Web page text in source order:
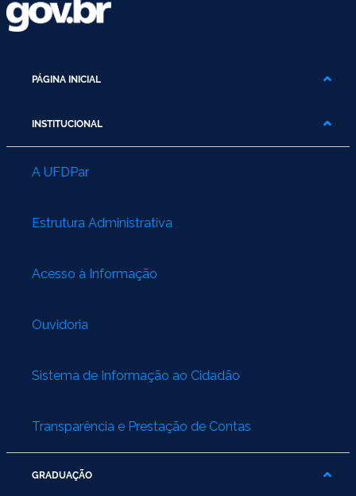
Gabinete de Segurança Institucional
PÁGINA INICIAL
INSTITUCIONAL
A UFDPar
Estrutura Administrativa
Acesso à Informação
Ouvidoria
Sistema de Informação ao Cidadão
Transparência e Prestação de Contas
GRADUAÇÃO